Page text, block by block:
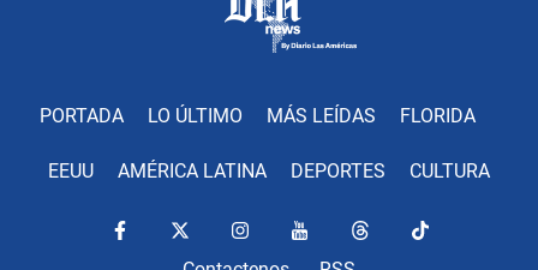
PORTADA LO ÚLTIMO MÁS LEÍDAS FLORIDA
EEUU AMÉRICA LATINA DEPORTES CULTURA